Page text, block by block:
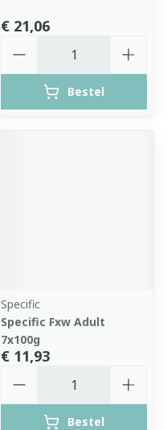
€ 21,06
Bestel
Specific
Specific Fxw Adult
7x100g
€ 11,93
Bestel